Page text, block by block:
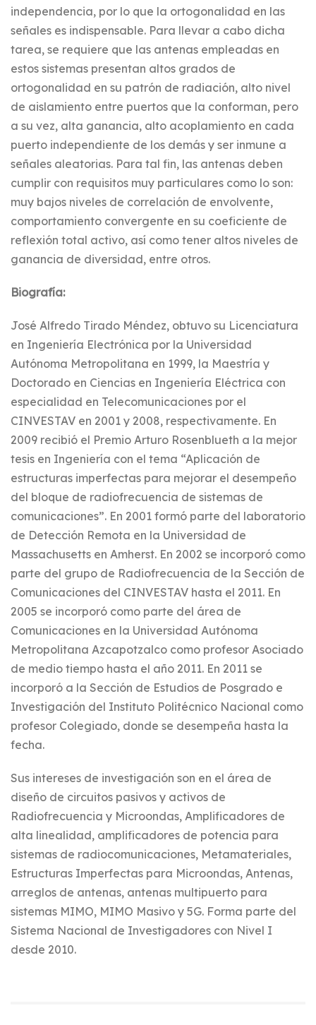
independencia, por lo que la ortogonalidad en las
señales es indispensable. Para llevar a cabo dicha
tarea, se requiere que las antenas empleadas en
estos sistemas presentan altos grados de
ortogonalidad en su patrón de radiación, alto nivel
de aislamiento entre puertos que la conforman, pero
a su vez, alta ganancia, alto acoplamiento en cada
puerto independiente de los demás y ser inmune a
señales aleatorias. Para tal fin, las antenas deben
cumplir con requisitos muy particulares como lo son:
muy bajos niveles de correlación de envolvente,
comportamiento convergente en su coeficiente de
reflexión total activo, así como tener altos niveles de
ganancia de diversidad, entre otros.
Biografía:
José Alfredo Tirado Méndez, obtuvo su Licenciatura
en Ingeniería Electrónica por la Universidad
Autónoma Metropolitana en 1999, la Maestría y
Doctorado en Ciencias en Ingeniería Eléctrica con
especialidad en Telecomunicaciones por el
CINVESTAV en 2001 y 2008, respectivamente. En
2009 recibió el Premio Arturo Rosenblueth a la mejor
tesis en Ingeniería con el tema “Aplicación de
estructuras imperfectas para mejorar el desempeño
del bloque de radiofrecuencia de sistemas de
comunicaciones”. En 2001 formó parte del laboratorio
de Detección Remota en la Universidad de
Massachusetts en Amherst. En 2002 se incorporó como
parte del grupo de Radiofrecuencia de la Sección de
Comunicaciones del CINVESTAV hasta el 2011. En
2005 se incorporó como parte del área de
Comunicaciones en la Universidad Autónoma
Metropolitana Azcapotzalco como profesor Asociado
de medio tiempo hasta el año 2011. En 2011 se
incorporó a la Sección de Estudios de Posgrado e
Investigación del Instituto Politécnico Nacional como
profesor Colegiado, donde se desempeña hasta la
fecha.
Sus intereses de investigación son en el área de
diseño de circuitos pasivos y activos de
Radiofrecuencia y Microondas, Amplificadores de
alta linealidad, amplificadores de potencia para
sistemas de radiocomunicaciones, Metamateriales,
Estructuras Imperfectas para Microondas, Antenas,
arreglos de antenas, antenas multipuerto para
sistemas MIMO, MIMO Masivo y 5G. Forma parte del
Sistema Nacional de Investigadores con Nivel I
desde 2010.